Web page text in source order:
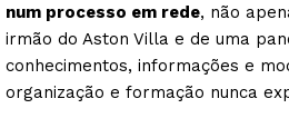
num processo em rede, não
irmão do Aston Villa e de uma
conhecimentos, informações e
organização e formação nunca